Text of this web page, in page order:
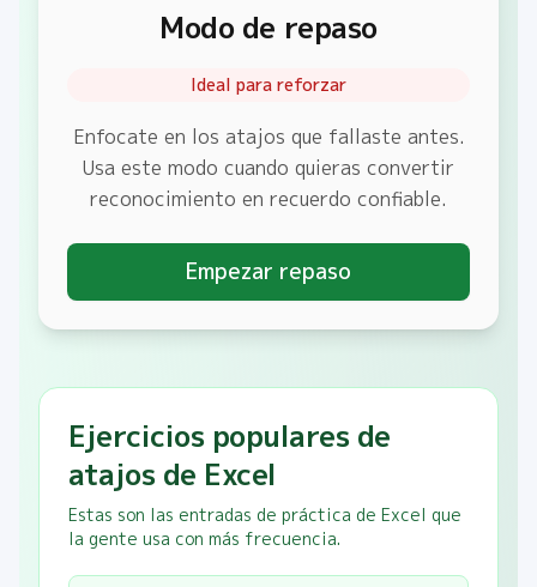
Modo de repaso
Ideal para reforzar
Enfocate en los atajos que fallaste antes.
Usa este modo cuando quieras convertir
reconocimiento en recuerdo confiable.
Empezar repaso
Ejercicios populares de
atajos de Excel
Estas son las entradas de práctica de Excel que
la gente usa con más frecuencia.